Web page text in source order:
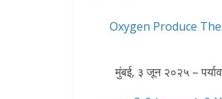
Oxygen Produce
मुंबई, ३ जून २०२५ –